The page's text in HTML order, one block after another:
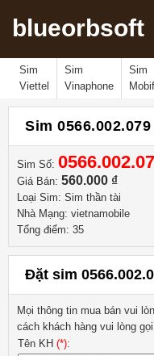
blueorbsoft
Sim
Viettel
Sim
Vinaphone
Sim
Sim
Sim Số:
Giá Bán: 560.000 ₫
Loại Sim: Sim thần tài
Nhà Mạng: vietnamobile
Tổng điểm: 35
Đặt sim
Mọi thông tin mua bán vui
cách khách hàng vui lòng
Tên KH (*):